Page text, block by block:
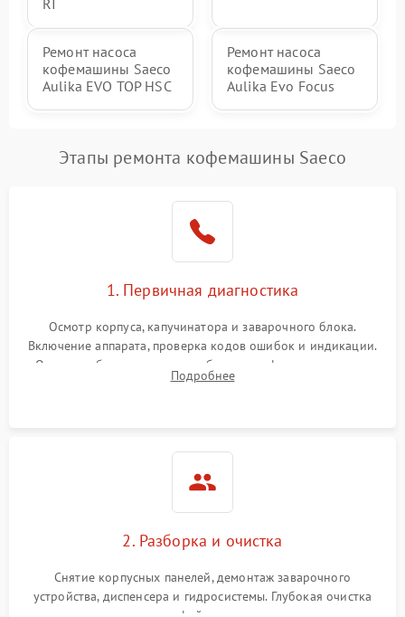
Ремонт насоса
кофемашины Saeco
Aulika EVO TOP HSC
Ремонт насоса
кофемашины Saeco
Aulika Evo Focus
Этапы ремонта кофемашины Saeco
1. Первичная диагностика
Осмотр корпуса, капучинатора и заварочного блока.
Включение аппарата, проверка кодов ошибок и индикации.
Оценка работы помпы, термоблока и кофемолки на слух.
Измерение температуры и давления воды для выявления
Подробнее
2. Разборка и очистка
Снятие корпусных панелей, демонтаж заварочного
устройства, диспенсера и гидросистемы. Глубокая очистка